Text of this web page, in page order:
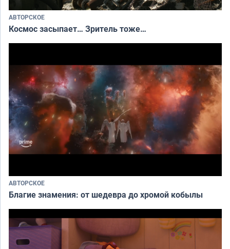
АВТОРСКОЕ
Космос засыпает… Зритель тоже…
АВТОРСКОЕ
Благие знамения: от шедевра до хромой кобылы